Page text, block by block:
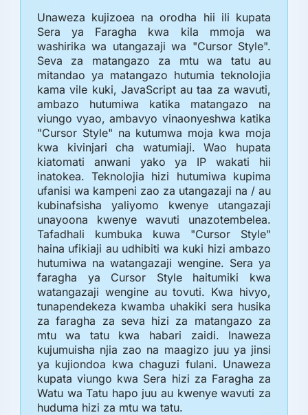
Unaweza kujizoea na orodha hii ili kupata
Sera ya Faragha kwa kila mmoja wa
washirika wa utangazaji wa "Cursor Style".
Seva za matangazo za mtu wa tatu au
mitandao ya matangazo hutumia teknolojia
kama vile kuki, JavaScript au taa za wavuti,
ambazo hutumiwa katika matangazo na
viungo vyao, ambavyo vinaonyeshwa katika
"Cursor Style" na kutumwa moja kwa moja
kwa kivinjari cha watumiaji. Wao hupata
kiatomati anwani yako ya IP wakati hii
inatokea. Teknolojia hizi hutumiwa kupima
ufanisi wa kampeni zao za utangazaji na / au
kubinafsisha yaliyomo kwenye utangazaji
unayoona kwenye wavuti unazotembelea.
Tafadhali kumbuka kuwa "Cursor Style"
haina ufikiaji au udhibiti wa kuki hizi ambazo
hutumiwa na watangazaji wengine. Sera ya
faragha ya Cursor Style haitumiki kwa
watangazaji wengine au tovuti. Kwa hivyo,
tunapendekeza kwamba uhakiki sera husika
za faragha za seva hizi za matangazo za
mtu wa tatu kwa habari zaidi. Inaweza
kujumuisha njia zao na maagizo juu ya jinsi
ya kujiondoa kwa chaguzi fulani. Unaweza
kupata viungo kwa Sera hizi za Faragha za
Watu wa Tatu hapo juu au kwenye wavuti za
huduma hizi za mtu wa tatu.